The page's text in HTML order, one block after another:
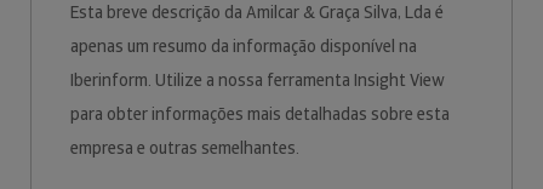
Esta breve descrição da Amilcar & Graça Silva, Lda é
apenas um resumo da informação disponível na
Iberinform. Utilize a nossa ferramenta Insight View
para obter informações mais detalhadas sobre esta
empresa e outras semelhantes.